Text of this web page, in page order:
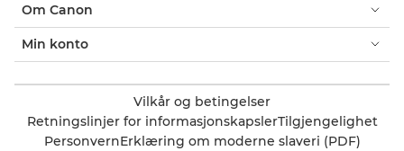
Om Canon
Min konto
Vilkår og betingelser
Retningslinjer for informasjonskapslerTilgjengelighet
PersonvernErklæring om moderne slaveri (PDF)